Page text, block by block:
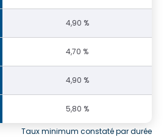
4,90 %
4,70 %
4,90 %
5,80 %
Taux minimum constaté par durée